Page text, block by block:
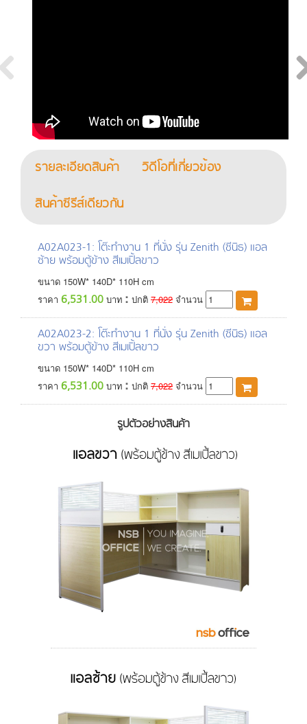
รายละเอียดสินค้า
วิดีโอที่เกี่ยวข้อง
สินค้าซีรีส์เดียวกัน
A02A023-1: โต๊ะทำงาน 1 ที่นั่ง รุ่น Zenith (ซีนิธ) แอล
ซ้าย พร้อมตู้ข้าง สีเมเปิ้ลขาว
ขนาด 150W* 140D* 110H cm
ราคา 6,531.00 บาท : ปกติ 7,022 จำนวน
A02A023-2: โต๊ะทำงาน 1 ที่นั่ง รุ่น Zenith (ซีนิธ) แอล
ขวา พร้อมตู้ข้าง สีเมเปิ้ลขาว
ขนาด 150W* 140D* 110H cm
ราคา 6,531.00 บาท : ปกติ 7,022 จำนวน
รูปตัวอย่างสินค้า